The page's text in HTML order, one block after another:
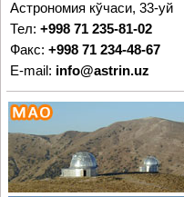
Астрономия кўчаси, 33-уй
Тел: +998 71 235-81-02
Факс: +998 71 234-48-67
E-mail: info@astrin.uz